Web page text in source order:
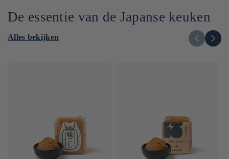
De essentie van de Japanse keuken
Alles bekijken